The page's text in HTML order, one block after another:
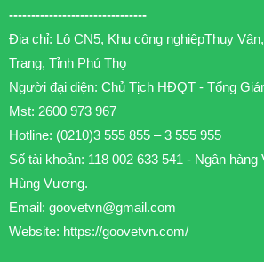
-------------------------------
Địa chỉ: Lô CN5, Khu công nghiệpThụy
Trang, Tỉnh Phú Thọ
Người đại diện: Chủ Tịch HĐQT - Tổng
Mst: 2600 973 967
Hotline: (0210)3 555 855 – 3 555 955
Số tài khoản: 118 002 633 541 - Ngân hàng
Hùng Vương.
Email: goovetvn@gmail.com
Website: https://goovetvn.com/